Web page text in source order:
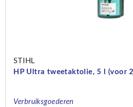
STIHL
HP Ultra tweetaktolie, 5 l (voor
Verbruiksgoederen